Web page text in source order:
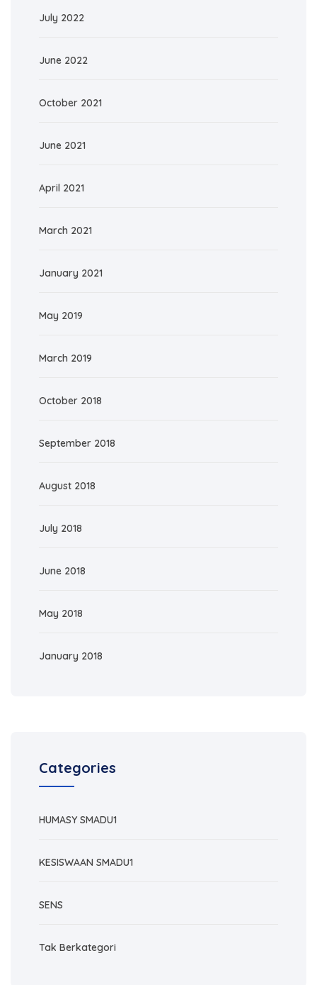
July 2022
June 2022
October 2021
June 2021
April 2021
March 2021
January 2021
May 2019
March 2019
October 2018
September 2018
August 2018
July 2018
June 2018
May 2018
January 2018
Categories
HUMASY SMADU1
KESISWAAN SMADU1
SENS
Tak Berkategori